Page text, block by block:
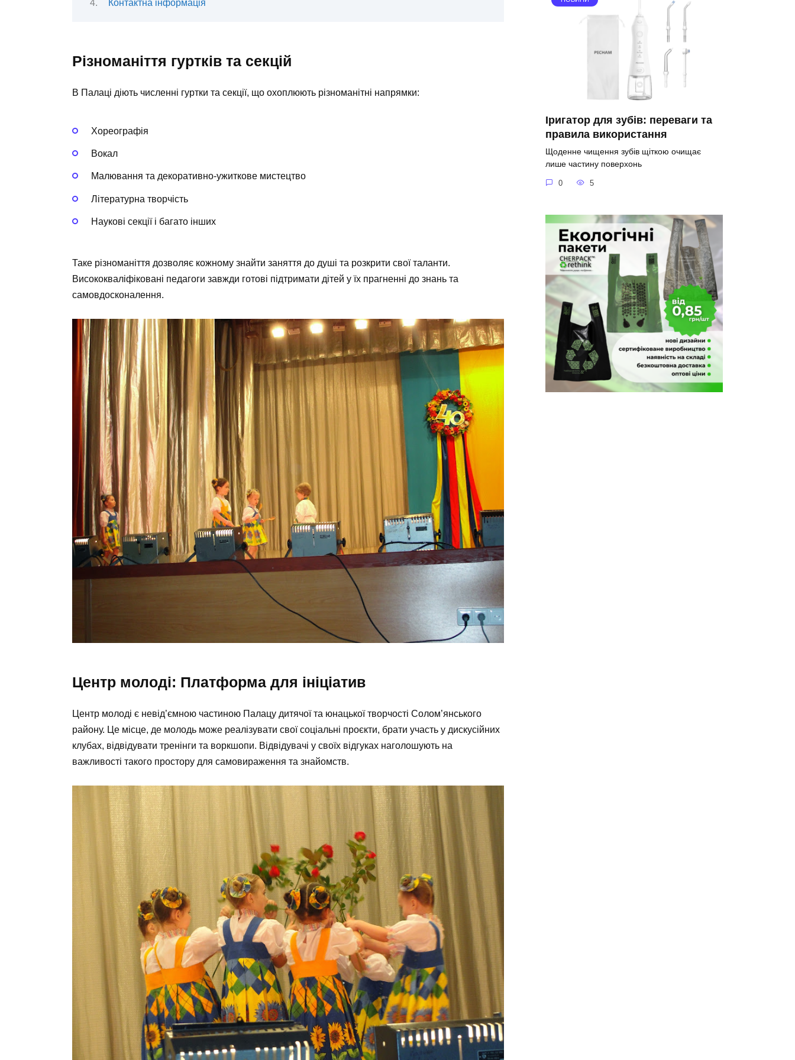
Контактна інформація
Різноманіття гуртків та секцій
В Палаці діють численні гуртки та секції, що охоплюють різноманітні напрямки:
Хореографія
Вокал
Малювання та декоративно-ужиткове мистецтво
Літературна творчість
Наукові секції і багато інших
Таке різноманіття дозволяє кожному знайти заняття до душі та розкрити свої таланти.
Висококваліфіковані педагоги завжди готові підтримати дітей у їх прагненні до знань та
самовдосконалення.
Центр молоді: Платформа для ініціатив
Центр молоді є невід’ємною частиною Палацу дитячої та юнацької творчості Солом’янського
району. Це місце, де молодь може реалізувати свої соціальні проєкти, брати участь у дискусійних
клубах, відвідувати тренінги та воркшопи. Відвідувачі у своїх відгуках наголошують на
важливості такого простору для самовираження та знайомств.
Іригатор для зубів: переваги та
правила використання
Щоденне чищення зубів щіткою очищає
лише частину поверхонь
0 5